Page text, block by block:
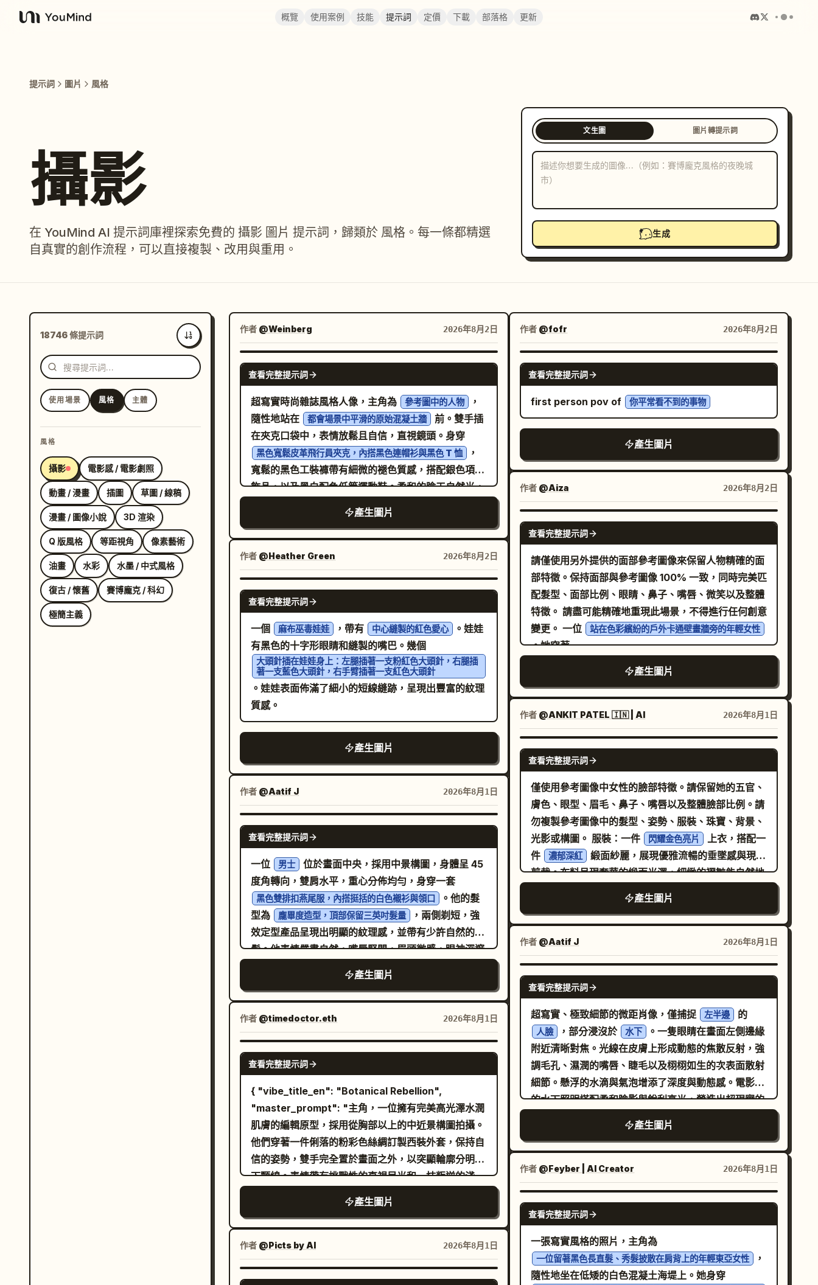
YouMind
概覽 使用案例 技能 提示詞 定價 下載 部落格 更新
提示詞 圖片 風格
攝影
在 YouMind AI 提示詞庫裡探索免費的 攝影 圖片 提示詞，歸類於 風格。每一條都精選
自真實的創作流程，可以直接複製、改用與重用。
文生圖 圖片轉提示詞
生成
18746 條提示詞
最新
使用場景 風格 主體
風格
攝影 電影感 / 電影劇照
動畫 / 漫畫 插圖 草圖 / 線稿
漫畫 / 圖像小說 3D 渲染
Q 版風格 等距視角 像素藝術
油畫 水彩 水墨 / 中式風格
復古 / 懷舊 賽博龐克 / 科幻
極簡主義
作者 @Weinberg 2026年8月2日
NANO BANANA PRO
查看完整提示詞
超寫實時尚雜誌風格人像，主角為 參考圖中的人物
，
隨性地站在
都會場景中平滑的原始混凝土牆
前。雙手插
在夾克口袋中，表情放鬆且自信，直視鏡頭。身穿
黑色寬鬆皮革飛行員夾克，內搭黑色連帽衫與黑色 T 恤
，
寬鬆的黑色工裝褲帶有細微的褪色質感，搭配銀色項鍊
飾品，以及黑白配色低筒運動鞋。柔和的陰天自然光，
低飽和度的灰色調，極簡背景，奢華街頭美學，高端時
尚廣告風格，構圖乾淨，自然的膚色，真實的布料質
感，淺景深，全身照，85mm 鏡頭，照片級真實感，
超細節，電影級光影，Vogue 雜誌編輯品質，8K。
產生圖片
作者 @Heather Green 2026年8月2日
NANO BANANA PRO
查看完整提示詞
一個 麻布巫毒娃娃 ，帶有 中心縫製的紅色愛心
。娃娃
有黑色的十字形眼睛和縫製的嘴巴。幾個
大頭針插在娃娃身上：左腿插著一支粉紅色大頭針，右腿插
著一支藍色大頭針，右手臂插著一支紅色大頭針
。娃娃表面佈滿了細小的短線縫跡，呈現出豐富的紋理
質感。
產生圖片
作者 @Aatif J 2026年8月1日
NANO BANANA PRO
查看完整提示詞
一位 男士
位於畫面中央，採用中景構圖，身體呈 45
度角轉向，雙肩水平，重心分佈均勻，身穿一套
黑色雙排扣燕尾服，內搭挺括的白色襯衫與領口
。他的髮
型為
龐畢度造型，頂部保留三英吋髮量
，兩側剃短，強
效定型產品呈現出明顯的紋理感，並帶有少許自然的碎
髮。他表情嚴肅自然，嘴唇緊閉，眉頭微蹙，眼神深邃
向下凝視。畫面捕捉到他動作中的緊張感，左手向前伸
展，露出手腕，手指微彎並戴著兩枚戒指；右手則用拇
指與食指捏住左側襯衫袖口進行調整。左下角模糊的前
景中可見一位女性盤起的深色髮頂，引導至層次分明的
紅毯活動場景，空間景深較淺。男子身後，純淺灰色的
地毯為場景奠定基調，背景則呈現出高度失焦的模糊狀
態，隱約可見擁擠人群的深灰色剪影、右上角聚集的長
焦鏡頭，以及中右側路人模糊的雙腿。戲劇性的高對比
度黑白單色調為場景注入了緊張的魅力。來自多個頂部
前方的強烈定向硬光，在男子的額頭、鼻樑以及調整袖
口的手部指關節處投射出明亮且清晰的高光，同時在下
巴下方、顎線沿線以及燕尾服褶皺深處投射出邊緣銳
利、深邃且濃黑的陰影，並由中性的環境光進行平衡。
採用正面視角的數位攝影技術，利用快門速度、f/2.8
大光圈與 ISO 400 感光度，確保在極低數位雜訊下對
主體實現精準對焦。這種寫實且帶有狗仔風格的編輯手
法，透過後期處理中的強烈黑白轉換、壓低黑位與高清
晰度處理進一步增強，最終呈現出一張比例為 9:16 的
精緻影像。
產生圖片
作者 @timedoctor.eth 2026年8月1日
NANO BANANA PRO
查看完整提示詞
{ "vibe_title_en": "Botanical Rebellion",
"master_prompt": "主角，一位擁有完美高光澤水潤
肌膚的編輯原型，採用從胸部以上的中近景構圖拍攝。
他們穿著一件俐落的粉彩色絲綢訂製西裝外套，保持自
信的姿勢，雙手完全置於畫面之外，以突顯輪廓分明的
下顎線。表情帶有挑戰性的直視目光和一抹叛逆的淺
笑。主角倚靠在一個巨大的鱷魚吻部上，該吻部完全由
茂密、濕潤的生態缸苔蘚和盛開的粉色花卉組成，呈現
超寫實風格。這個超現實元素感覺像是高預算的實體特
效，帶有滴水效果和複雜的有機質感。場景為無菌的啞
光粉彩色無縫攝影棚背景。燈光採用強烈的直接環形閃
光燈風格，在汗濕的皮膚上創造出強烈的鏡面高光，並
產生圖片
作者 @Picts by AI 2026年8月1日
NANO BANANA PRO
作者 @fofr 2026年8月2日
NANO BANANA PRO
查看完整提示詞
first person pov of 你平常看不到的事物
產生圖片
作者 @Aiza 2026年8月2日
NANO BANANA PRO
查看完整提示詞
請僅使用另外提供的面部參考圖像來保留人物精確的面
部特徵。保持面部與參考圖像 100% 一致，同時完美匹
配髮型、面部比例、眼睛、鼻子、嘴唇、微笑以及整體
特徵。 請盡可能精確地重現此場景，不得進行任何創意
變更。 一位
站在色彩繽紛的戶外卡通壁畫牆旁的年輕女性
。她穿著
褲，白色運動鞋，並搭配一個同色系的藍色肩背包
。她的左臂抬起觸摸壁畫，姿勢與參考圖像完全一致，
部擺放、手臂角度、肩膀位置、頭部傾斜、面部表情、
視線方向以及整體姿勢必須與參考圖像完全吻合。
她身後的壁畫是一個巨大的可愛動漫/Q 版插畫，畫中是同
一個女孩坐在彩虹上眨眼
。卡通角色必須穿著相同的服裝並擁有完全相同的髮
型。卡通角色的姿勢、手部擺放、身體位置和表情必須
與參考圖像完全吻合。 牆上充滿了與參考圖像排列完全
相同的彩色塗鴉，包括彩虹、雲朵、花朵、星星、紙飛
機、蝴蝶、笑臉、山脈、氣球和裝飾性插圖。 柔和的自
然日光，逼真的戶外照明，鮮豔的粉彩色調，視線水平
拍攝，全身構圖，50mm 鏡頭，淺景深，超細節，照
片級真實感，HDR，傑作，頂級時尚攝影，8K。 絕對
要求： - 面部必須與提供的面部參考圖像完全匹配。 -
保持完全相同的構圖。 - 保持完全相同的姿勢。 - 保持
完全相同的拍攝角度。 - 保持完全相同的取景。 - 保持
完全相同的壁畫概念。 - 卡通插畫必須精確複製女孩的
姿勢。 - 不得添加額外物件。 - 不得移除任何物件。 -
不得重新設計。 - 不得進行藝術詮釋。 - 在僅替換面部
為所提供的參考面部特徵的同時，盡可能忠實地重現參
考場景。
產生圖片
作者 @ANKIT PATEL 🇮🇳 | AI 2026年8月1日
NANO BANANA PRO
查看完整提示詞
僅使用參考圖像中女性的臉部特徵。請保留她的五官、
膚色、眼型、眉毛、鼻子、嘴唇以及整體臉部比例。請
勿複製參考圖像中的髮型、姿勢、服裝、珠寶、背景、
光影或構圖。 服裝：一件
閃耀金色亮片
上衣，搭配一
件
濃郁深紅
緞面紗麗，展現優雅流暢的垂墜感與現代
剪裁。布料呈現奢華的緞面光澤，細緻的褶皺能自然地
高度寫實的影像，具備自然的皮膚紋理、真實的光影效
果與電影級細節。僅臉部特徵需與參考圖像一致，所有
其他元素皆應遵循此提示詞。
產生圖片
作者 @Aatif J 2026年8月1日
NANO BANANA PRO
查看完整提示詞
超寫實、極致細節的微距肖像，僅捕捉 左半邊 的
人臉 ，部分浸沒於 水下
。一隻眼睛在畫面左側邊緣
附近清晰對焦。光線在皮膚上形成動態的焦散反射，強
調毛孔、濕潤的嘴唇、睫毛以及栩栩如生的次表面散射
細節。懸浮的水滴與氣泡增添了深度與動態感。電影級
的水下照明搭配柔和陰影與銳利高光，營造出超現實的
夢幻氛圍。極淺的景深，照片級渲染，4:5 畫面比例。
產生圖片
作者 @Feyber | AI Creator 2026年8月1日
NANO BANANA PRO
查看完整提示詞
一張寫實風格的照片，主角為
一位留著黑色長直髮、秀髮披散在肩背上的年輕東亞女性
，
隨性地坐在低矮的白色混凝土海堤上。她身穿